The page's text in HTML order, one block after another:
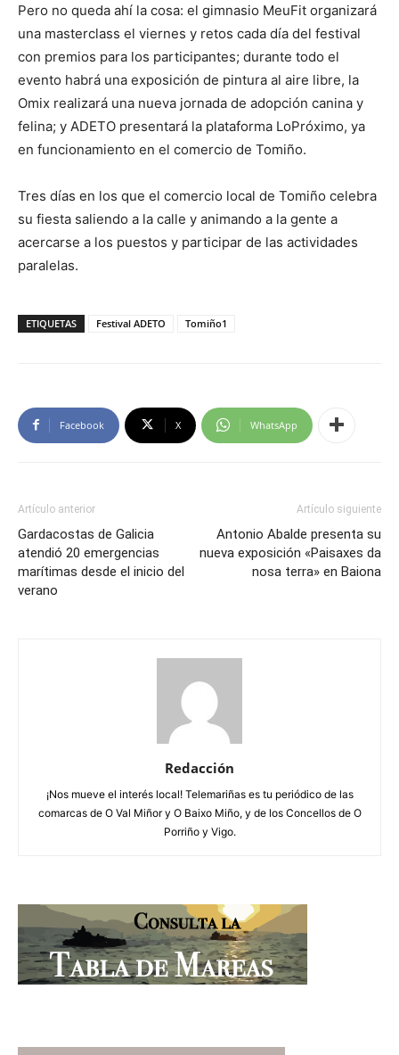
Pero no queda ahí la cosa: el gimnasio MeuFit organizará
una masterclass el viernes y retos cada día del festival
con premios para los participantes; durante todo el
evento habrá una exposición de pintura al aire libre, la
Omix realizará una nueva jornada de adopción canina y
felina; y ADETO presentará la plataforma LoPróximo, ya
en funcionamiento en el comercio de Tomiño.
Tres días en los que el comercio local de Tomiño celebra
su fiesta saliendo a la calle y animando a la gente a
acercarse a los puestos y participar de las actividades
paralelas.
ETIQUETAS Festival ADETO Tomiño1
Facebook X WhatsApp
Artículo anterior
Gardacostas de Galicia
atendió 20 emergencias
marítimas desde el inicio del
verano
Artículo siguiente
Antonio Abalde presenta su
nueva exposición «Paisaxes da
nosa terra» en Baiona
Redacción
¡Nos mueve el interés local! Telemariñas es tu periódico de las
comarcas de O Val Miñor y O Baixo Miño, y de los Concellos de O
Porriño y Vigo.